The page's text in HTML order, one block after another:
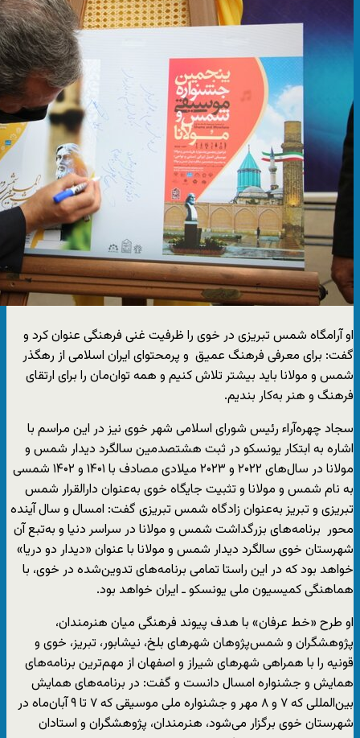
او آرامگاه شمس تبریزی در خوی را ظرفیت غنی فرهنگی عنوان کرد و
گفت: برای معرفی فرهنگ عمیق و پرمحتوای ایران اسلامی از رهگذر
شمس و مولانا باید بیشتر تلاش کنیم و همه توان‌مان را برای ارتقای
فرهنگ و هنر به‌کار بندیم.
سجاد چهره‌آراء رئیس شورای اسلامی شهر خوی نیز در این مراسم با
اشاره به ابتکار یونسکو در ثبت هشتصدمین سالگرد دیدار شمس و
مولانا در سال‌های ۲۰۲۲ و ۲۰۲۳ میلادی مصادف با ۱۴۰۱ و ۱۴۰۲ شمسی
به نام شمس و مولانا و تثبیت جایگاه خوی به‌عنوان دارالقرار شمس
تبریزی و تبریز به‌عنوان زادگاه شمس تبریزی گفت: امسال و سال آینده
محور برنامه‌های بزرگداشت شمس و مولانا در سراسر دنیا و به‌تبع آن
شهرستان خوی سالگرد دیدار شمس و مولانا با عنوان «دیدار دو دریا»
خواهد بود که در این راستا تمامی برنامه‌های تدوین‌شده در خوی، با
هماهنگی کمیسیون ملی یونسکو ـ ایران خواهد بود.
او طرح «خط عرفان» با هدف پیوند فرهنگی میان هنرمندان،
پژوهشگران و شمس‌پژوهان شهرهای بلخ، نیشابور، تبریز، خوی و
قونیه را با همراهی شهرهای شیراز و اصفهان از مهم‌ترین برنامه‌های
همایش و جشنواره امسال دانست و گفت: در برنامه‌های همایش
بین‌المللی که ۷ و ۸ مهر و جشنواره ملی موسیقی که ۷ تا ۹ آبان‌ماه در
شهرستان خوی برگزار می‌شود، هنرمندان، پژوهشگران و استادان